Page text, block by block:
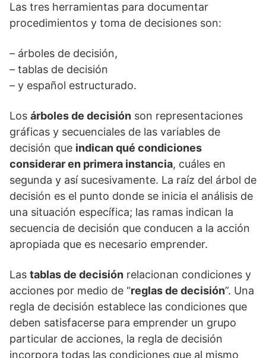
Las tres herramientas para documentar
procedimientos y toma de decisiones son:
– árboles de decisión,
– tablas de decisión
– y español estructurado.
Los árboles de decisión son representaciones
gráficas y secuenciales de las variables de
decisión que indican qué condiciones
considerar en primera instancia, cuáles en
segunda y así sucesivamente. La raíz del árbol de
decisión es el punto donde se inicia el análisis de
una situación específica; las ramas indican la
secuencia de decisión que conducen a la acción
apropiada que es necesario emprender.
Las tablas de decisión relacionan condiciones y
acciones por medio de “reglas de decisión”. Una
regla de decisión establece las condiciones que
deben satisfacerse para emprender un grupo
particular de acciones, la regla de decisión
incorpora todas las condiciones que al mismo